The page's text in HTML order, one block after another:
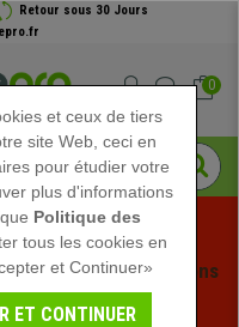
Retour sous 30 Jours
0
! Des réductions
- Voir l'offre
et ceux de tiers
site Web, ceci en
pour étudier votre
plus d'informations
Politique des
tous les cookies en
et Continuer»
ET CONTINUER